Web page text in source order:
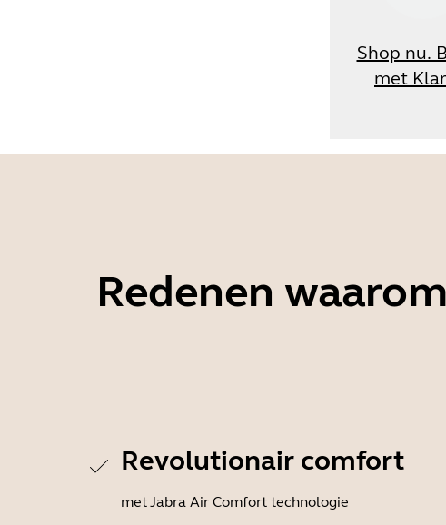
Shop nu.
met
Redenen
Revolutionair comfort
met Jabra Air Comfort technologie